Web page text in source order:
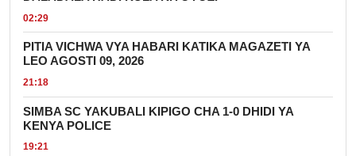
02:29
PITIA VICHWA VYA HABARI KATIKA MAGAZETI YA
LEO AGOSTI 09, 2026
21:18
SIMBA SC YAKUBALI KIPIGO CHA 1-0 DHIDI YA
KENYA POLICE
19:21